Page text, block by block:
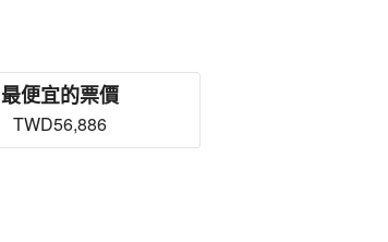
最便宜的票價
TWD56,886